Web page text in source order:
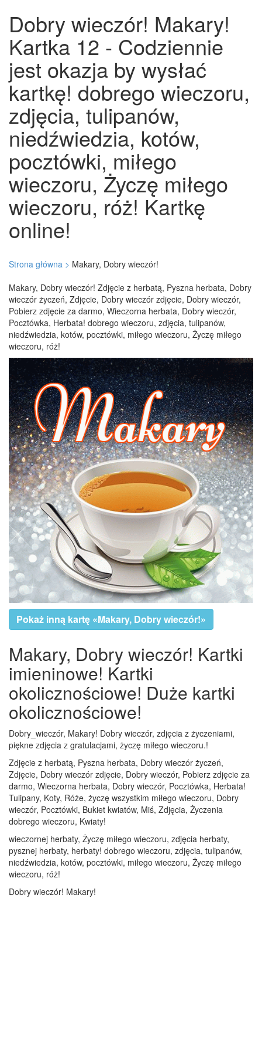
Dobry wieczór! Makary!
Kartka 12 - Codziennie
jest okazja by wysłać
kartkę! dobrego wieczoru,
zdjęcia, tulipanów,
niedźwiedzia, kotów,
pocztówki, miłego
wieczoru, Życzę miłego
wieczoru, róż! Kartkę
online!
Strona główna > Makary, Dobry wieczór!
Makary, Dobry wieczór! Zdjęcie z herbatą, Pyszna herbata, Dobry
wieczór życzeń, Zdjęcie, Dobry wieczór zdjęcie, Dobry wieczór,
Pobierz zdjęcie za darmo, Wieczorna herbata, Dobry wieczór,
Pocztówka, Herbata! dobrego wieczoru, zdjęcia, tulipanów,
niedźwiedzia, kotów, pocztówki, miłego wieczoru, Życzę miłego
wieczoru, róż!
Pokaż inną kartę «Makary, Dobry wieczór!»
Makary, Dobry wieczór! Kartki
imieninowe! Kartki
okolicznościowe! Duże kartki
okolicznościowe!
Dobry_wieczór, Makary! Dobry wieczór, zdjęcia z życzeniami,
piękne zdjęcia z gratulacjami, życzę miłego wieczoru.!
Zdjęcie z herbatą, Pyszna herbata, Dobry wieczór życzeń,
Zdjęcie, Dobry wieczór zdjęcie, Dobry wieczór, Pobierz zdjęcie za
darmo, Wieczorna herbata, Dobry wieczór, Pocztówka, Herbata!
Tulipany, Koty, Róże, życzę wszystkim miłego wieczoru, Dobry
wieczór, Pocztówki, Bukiet kwiatów, Miś, Zdjęcia, Życzenia
dobrego wieczoru, Kwiaty!
wieczornej herbaty, Życzę miłego wieczoru, zdjęcia herbaty,
pysznej herbaty, herbaty! dobrego wieczoru, zdjęcia, tulipanów,
niedźwiedzia, kotów, pocztówki, miłego wieczoru, Życzę miłego
wieczoru, róż!
Dobry wieczór! Makary!